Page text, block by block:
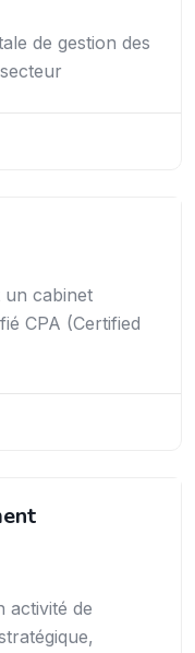
de gestion des
un cabinet
CPA (Certified
activité de